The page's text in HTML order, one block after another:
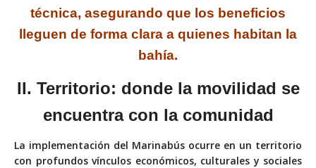
técnica, asegurando que los beneficios
lleguen de forma clara a quienes habitan la
bahía.
II. Territorio: donde la movilidad se
encuentra con la comunidad
La implementación del Marinabús ocurre en un territorio
con profundos vínculos económicos, culturales y sociales